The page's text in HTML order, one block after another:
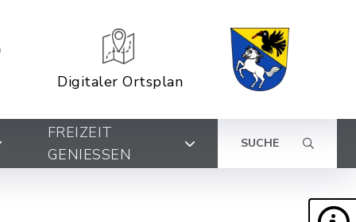
Digitaler Ortsplan
FREIZEIT
GENIESSEN
SUCHE